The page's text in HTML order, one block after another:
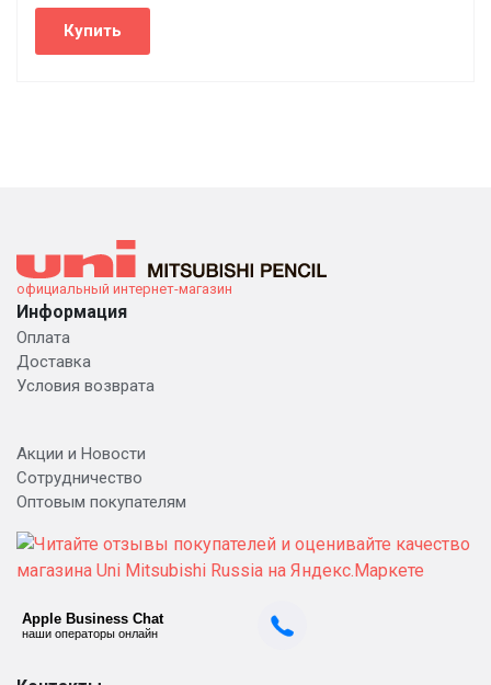
официальный интернет-магазин
Информация
Оплата
Доставка
Условия возврата
Акции и Новости
Сотрудничество
Оптовым покупателям